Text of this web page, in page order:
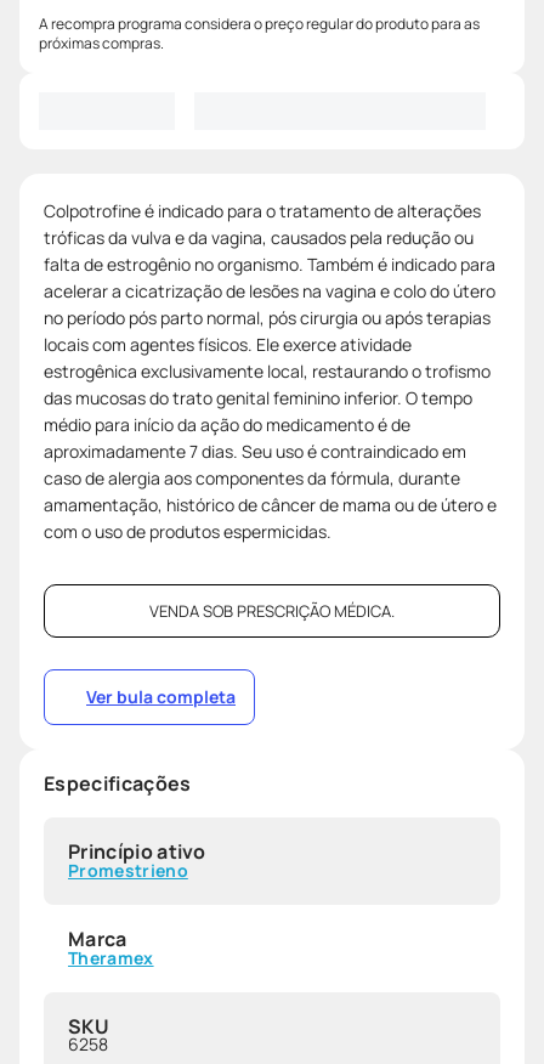
A recompra programa considera o preço regular do produto para as
próximas compras.
Colpotrofine é indicado para o tratamento de alterações
tróficas da vulva e da vagina, causados pela redução ou
falta de estrogênio no organismo. Também é indicado para
acelerar a cicatrização de lesões na vagina e colo do útero
no período pós parto normal, pós cirurgia ou após terapias
locais com agentes físicos. Ele exerce atividade
estrogênica exclusivamente local, restaurando o trofismo
das mucosas do trato genital feminino inferior. O tempo
médio para início da ação do medicamento é de
aproximadamente 7 dias. Seu uso é contraindicado em
caso de alergia aos componentes da fórmula, durante
amamentação, histórico de câncer de mama ou de útero e
com o uso de produtos espermicidas.
VENDA SOB PRESCRIÇÃO MÉDICA.
Ver bula completa
Especificações
Princípio ativo
Promestrieno
Marca
Theramex
SKU
6258